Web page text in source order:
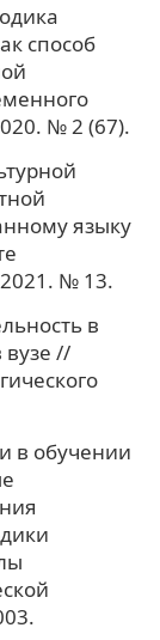
способ
№ 2 (67).
языку
№ 13.
в
//
в обучении